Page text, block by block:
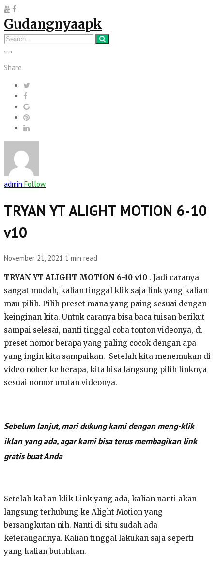
Gudangnyaapk
Share
admin Follow
TRYAN YT ALIGHT MOTION 6-10
v10
November 21, 2021 1 min read
TRYAN YT ALIGHT MOTION 6-10 v10 . Jadi caranya
sangat mudah, kalian tinggal klik saja link yang kalian
mau pilih. Pilih preset mana yang paing sesuai dengan
keinginan kita. Untuk caranya bisa baca tuisan berikut
sampai selesai, nanti tinggal coba tonton videonya, di
preset nomor berapa yang paling cocok dengan apa
yang ingin kita sampaikan. Setelah kita menemukan di
video nober ke berapa, kita bisa langsung pilih linknya
sesuai nomor urutan videonya.
Sebelum lanjut, mari dukung kami dengan meng-klik
iklan yang ada, agar kami bisa terus membagikan link
gratis buat Anda
Setelah kalian klik Link yang ada, kalian nanti akan
langsung terhubung ke Alight Motion yang
bersangkutan nih. Nanti di situ sudah ada
keterangannya. Kalian tinggal lakukan saja seperti
yang kalian butuhkan.